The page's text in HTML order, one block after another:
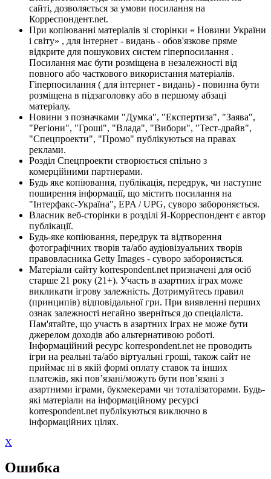
сайті, дозволяється за умови посилання на
Корреспондент.net.
При копіюванні матеріалів зі сторінки « Новини України
і світу» , для інтернет - видань - обов'язкове пряме
відкрите для пошукових систем гіперпосилання .
Посилання має бути розміщена в незалежності від
повного або часткового використання матеріалів.
Гіперпосилання ( для інтернет - видань) - повинна бути
розміщена в підзаголовку або в першому абзаці
матеріалу.
Новини з позначками "Думка", "Експертиза", "Заява",
"Регіони", "Гроші", "Влада", "Вибори", "Тест-драйв",
"Спецпроекти", "Промо" публікуються на правах
реклами.
Розділ Спецпроекти створюється спільно з
комерційними партнерами.
Будь яке копіювання, публікація, передрук, чи наступне
поширення інформації, що містить посилання на
"Інтерфакс-Україна", EPA / UPG, суворо забороняється.
Власник веб-сторінки в розділі Я-Корреспондент є автор
публікації.
Будь-яке копіювання, передрук та відтворення
фотографічних творів та/або аудіовізуальних творів
правовласника Getty Images - суворо забороняється.
Матеріали сайту korrespondent.net призначені для осіб
старше 21 року (21+). Участь в азартних іграх може
викликати ігрову залежність. Дотримуйтесь правил
(принципів) відповідальної гри. При виявленні перших
ознак залежності негайно зверніться до спеціаліста.
Пам'ятайте, що участь в азартних іграх не може бути
джерелом доходів або альтернативою роботі.
Інформаційний ресурс korrespondent.net не проводить
ігри на реальні та/або віртуальні гроші, також сайт не
приймає ні в якій формі оплату ставок та інших
платежів, які пов’язані/можуть бути пов’язані з
азартними іграми, букмекерами чи тоталізаторами. Будь-
які матеріали на інформаційному ресурсі
korrespondent.net публікуються виключно в
інформаційних цілях.
X
Ошибка